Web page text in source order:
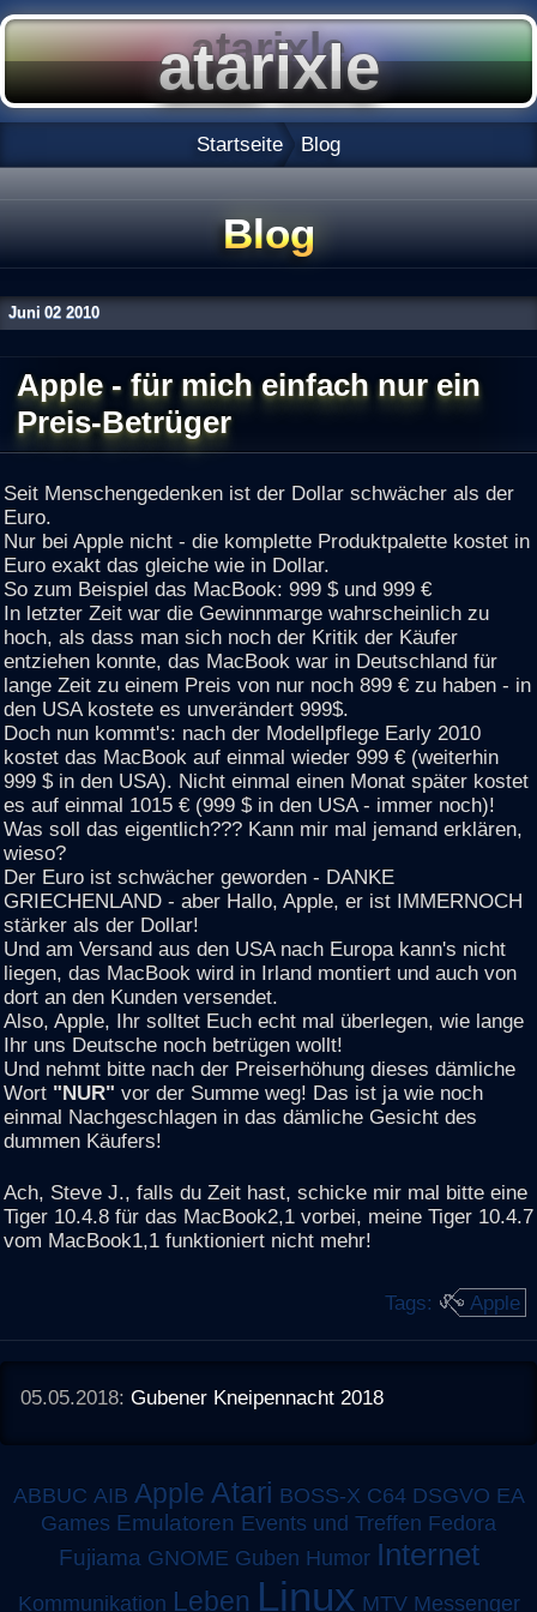
Startseite Blog
Blog
Juni 02 2010
Apple - für mich einfach nur ein
Preis-Betrüger
Seit Menschengedenken ist der Dollar schwächer als der
Euro.
Nur bei Apple nicht - die komplette Produktpalette kostet in
Euro exakt das gleiche wie in Dollar.
So zum Beispiel das MacBook: 999 $ und 999 €
In letzter Zeit war die Gewinnmarge wahrscheinlich zu
hoch, als dass man sich noch der Kritik der Käufer
entziehen konnte, das MacBook war in Deutschland für
lange Zeit zu einem Preis von nur noch 899 € zu haben - in
den USA kostete es unverändert 999$.
Doch nun kommt's: nach der Modellpflege Early 2010
kostet das MacBook auf einmal wieder 999 € (weiterhin
999 $ in den USA). Nicht einmal einen Monat später kostet
es auf einmal 1015 € (999 $ in den USA - immer noch)!
Was soll das eigentlich??? Kann mir mal jemand erklären,
wieso?
Der Euro ist schwächer geworden - DANKE
GRIECHENLAND - aber Hallo, Apple, er ist IMMERNOCH
stärker als der Dollar!
Und am Versand aus den USA nach Europa kann's nicht
liegen, das MacBook wird in Irland montiert und auch von
dort an den Kunden versendet.
Also, Apple, Ihr solltet Euch echt mal überlegen, wie lange
Ihr uns Deutsche noch betrügen wollt!
Und nehmt bitte nach der Preiserhöhung dieses dämliche
Wort "NUR" vor der Summe weg! Das ist ja wie noch
einmal Nachgeschlagen in das dämliche Gesicht des
dummen Käufers!
Ach, Steve J., falls du Zeit hast, schicke mir mal bitte eine
Tiger 10.4.8 für das MacBook2,1 vorbei, meine Tiger 10.4.7
vom MacBook1,1 funktioniert nicht mehr!
Tags: Apple
05.05.2018:Gubener Kneipennacht 2018
ABBUC AIB Apple Atari BOSS-X C64 DSGVO EA
Games Emulatoren Events und Treffen Fedora
Fujiama GNOME Guben Humor Internet
Kommunikation Leben Linux MTV Messenger